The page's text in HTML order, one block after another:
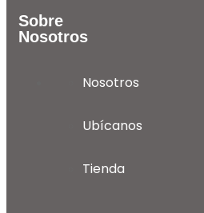
Sobre
Nosotros
Nosotros
Ubícanos
Tienda